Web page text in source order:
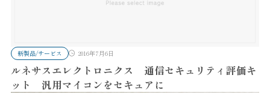
新製品/サービス 2016年7月6日
ルネサスエレクトロニクス 通信セキュリティ評価キ
ット 汎用マイコンをセキュアに